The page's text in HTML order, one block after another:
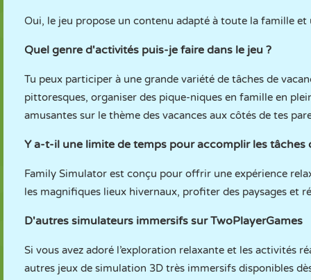
Oui, le jeu propose un contenu adapté à toute la famille et
Quel genre d'activités puis-je faire dans le jeu ?
Tu peux participer à une grande variété de tâches de
pittoresques, organiser des pique-niques en famille en
amusantes sur le thème des vacances aux côtés de tes
Y a-t-il une limite de temps pour accomplir les tâches
Family Simulator est conçu pour offrir une expérience
les magnifiques lieux hivernaux, profiter des paysages et
D'autres simulateurs immersifs sur TwoPlayerGames
Si vous avez adoré l’exploration relaxante et les activités
autres jeux de simulation 3D très immersifs disponibles